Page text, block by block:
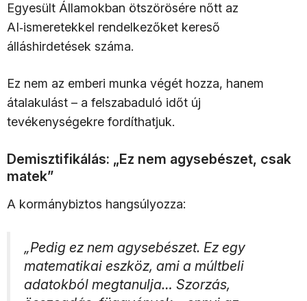
Egyesült Államokban ötszörösére nőtt az
AI‑ismeretekkel rendelkezőket kereső
álláshirdetések száma.
Ez nem az emberi munka végét hozza, hanem
átalakulást – a felszabaduló időt új
tevékenységekre fordíthatjuk.
Demisztifikálás: „Ez nem agysebészet, csak
matek”
A kormánybiztos hangsúlyozza:
„Pedig ez nem agysebészet. Ez egy
matematikai eszköz, ami a múltbeli
adatokból megtanulja… Szorzás,